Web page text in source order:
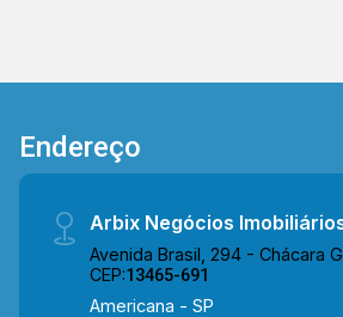
Endereço
Arbix Negócios
Avenida Brasil, 294 - Chácara
CEP:13465-691
Americana - SP